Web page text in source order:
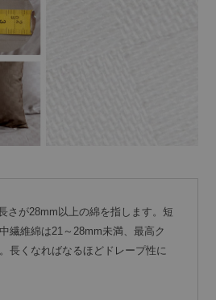
さが28mm以上の綿を指します。短
繊維綿は21～28mm未満、最高ク
長くなればなるほどドレープ性に